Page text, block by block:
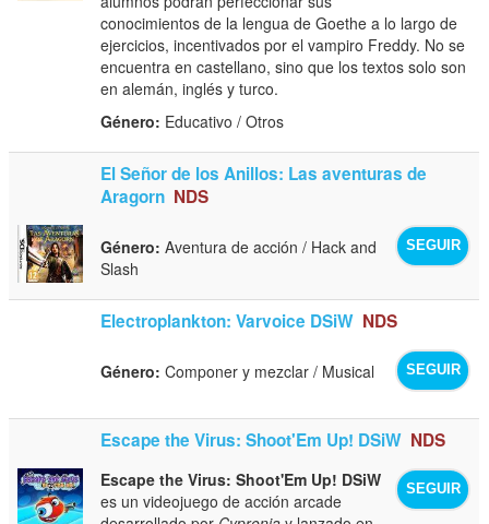
conocimientos de la lengua de Goethe a lo largo de
ejercicios, incentivados por el vampiro Freddy. No se
encuentra en castellano, sino que los textos solo son
en alemán, inglés y turco.
Género: Educativo / Otros
El Señor de los Anillos: Las aventuras de
Aragorn NDS
SEGUIR
Género: Aventura de acción / Hack and
Slash
Electroplankton: Varvoice DSiW NDS
SEGUIR
Género: Componer y mezclar / Musical
Escape the Virus: Shoot'Em Up! DSiW NDS
SEGUIR
Escape the Virus: Shoot'Em Up! DSiW
es un videojuego de acción arcade